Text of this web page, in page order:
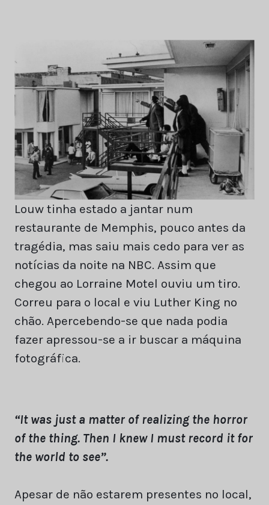
Louw tinha estado a jantar num
restaurante de Memphis, pouco antes da
tragédia, mas saiu mais cedo para ver as
notícias da noite na NBC. Assim que
chegou ao Lorraine Motel ouviu um tiro.
Correu para o local e viu Luther King no
chão. Apercebendo-se que nada podia
fazer apressou-se a ir buscar a máquina
fotográfica.
“It was just a matter of realizing the horror
of the thing. Then I knew I must record it for
the world to see”.
Apesar de não estarem presentes no local,